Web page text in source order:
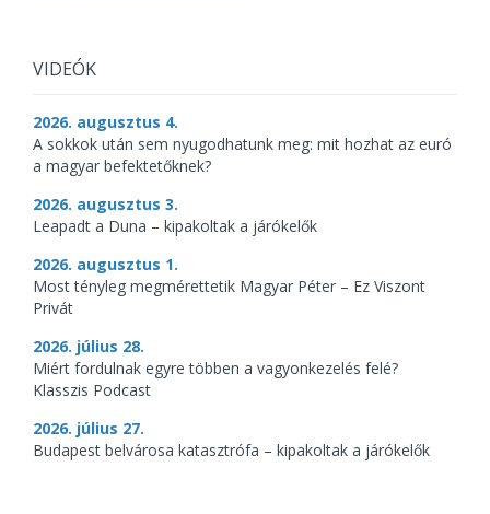
VIDEÓK
2026. augusztus 4.
A sokkok után sem nyugodhatunk meg: mit hozhat az euró
a magyar befektetőknek?
2026. augusztus 3.
Leapadt a Duna – kipakoltak a járókelők
2026. augusztus 1.
Most tényleg megmérettetik Magyar Péter – Ez Viszont
Privát
2026. július 28.
Miért fordulnak egyre többen a vagyonkezelés felé?
Klasszis Podcast
2026. július 27.
Budapest belvárosa katasztrófa – kipakoltak a járókelők